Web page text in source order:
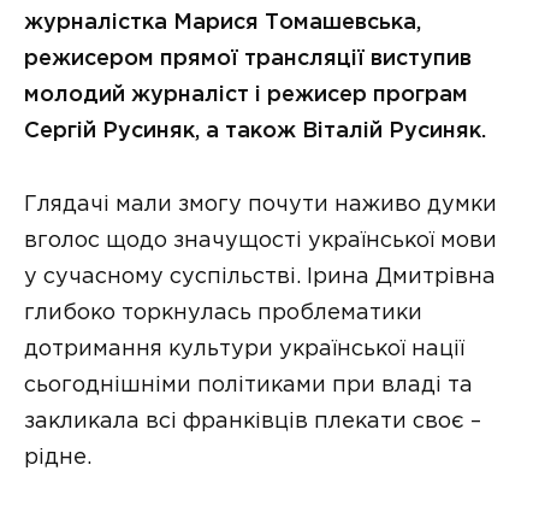
журналістка Марися Томашевська,
режисером прямої трансляції виступив
молодий журналіст і режисер програм
Сергій Русиняк, а також Віталій Русиняк.
Глядачі мали змогу почути наживо думки
вголос щодо значущості української мови
у сучасному суспільстві. Ірина Дмитрівна
глибоко торкнулась проблематики
дотримання культури української нації
сьогоднішніми політиками при владі та
закликала всі франківців плекати своє –
рідне.